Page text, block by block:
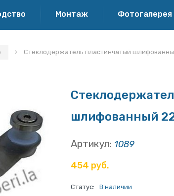
Монтаж Фотогалерея
Стеклодержатель пластинчатый
шлифованный
Артикул: 1089
454 руб.
Статус: В наличии